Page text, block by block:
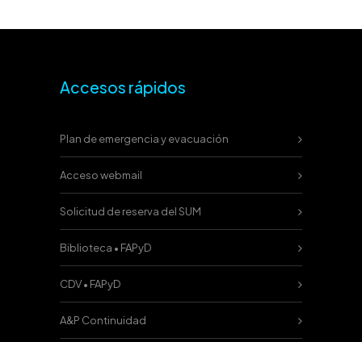
Accesos rápidos
Plan de emergencia y evacuación
Acceso webmail
Solicitud de reserva del SUM
Biblioteca • FAPyD
CDV • FAPyD
A&P Continuidad